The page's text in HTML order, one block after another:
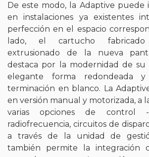
De este modo, la Adaptive puede
en instalaciones ya existentes
perfección en el espacio
lado, el cartucho
extrusionado de la nueva
destaca por la modernidad de su
elegante forma redondeada
terminación en blanco. La
en versión manual y motorizada, a
varias opciones de control -
radiofrecuencia, circuitos de
a través de la unidad de
también permite la integración